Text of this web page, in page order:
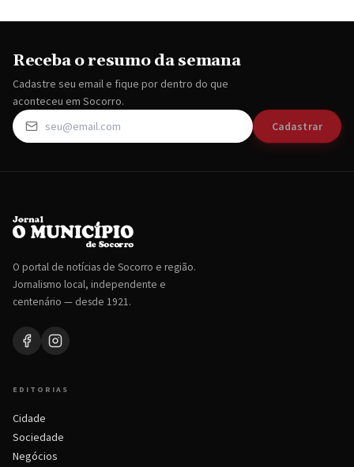
Receba o resumo da semana
Cadastre seu email e fique por dentro do que
aconteceu em Socorro.
Cadastrar
O portal de notícias de Socorro e região.
Jornalismo local, independente e
centenário — desde 1921.
EDITORIAS
Cidade
Sociedade
Negócios